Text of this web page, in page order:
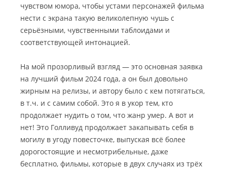
чувством юмора, чтобы устами персонажей фильма
нести с экрана такую великолепную чушь с
серьёзными, чувственными таблоидами и
соответствующей интонацией.
На мой прозорливый взгляд — это основная заявка
на лучший фильм 2024 года, а он был довольно
жирным на релизы, и автору было с кем потягаться,
в т.ч. и с самим собой. Это я в укор тем, кто
продолжает нудить о том, что жанр умер. А вот и
нет! Это Голливуд продолжает закапывать себя в
могилу в угоду повесточке, выпуская всё более
дорогостоящие и несмотрибельные, даже
бесплатно, фильмы, которые в двух случаях из трёх